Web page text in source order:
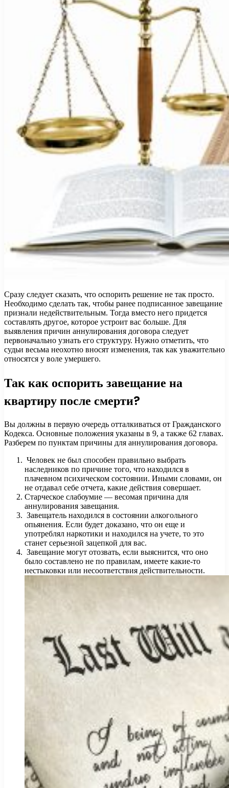
Сразу следует сказать, что оспорить решение не так просто.
Необходимо сделать так, чтобы ранее подписанное завещание
признали недействительным. Тогда вместо него придется
составлять другое, которое устроит вас больше. Для
выявления причин аннулирования договора следует
первоначально узнать его структуру. Нужно отметить, что
судьи весьма неохотно вносят изменения, так как уважительно
относятся у воле умершего.
Так как оспорить завещание на
квартиру после смерти?
Вы должны в первую очередь отталкиваться от Гражданского
Кодекса. Основные положения указаны в 9, а также 62 главах.
Разберем по пунктам причины для аннулирования договора.
Человек не был способен правильно выбрать
наследников по причине того, что находился в
плачевном психическом состоянии. Иными словами, он
не отдавал себе отчета, какие действия совершает.
Старческое слабоумие — весомая причина для
аннулирования завещания.
Завещатель находился в состоянии алкогольного
опьянения. Если будет доказано, что он еще и
употреблял наркотики и находился на учете, то это
станет серьезной зацепкой для вас.
Завещание могут отозвать, если выяснится, что оно
было составлено не по правилам, имеете какие-то
нестыковки или несоответствия действительности.